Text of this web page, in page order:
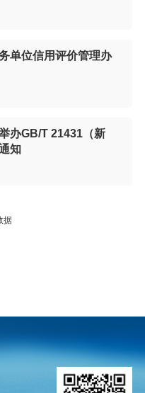
单位信用评价管理办
办GB/T 21431（新
知
据